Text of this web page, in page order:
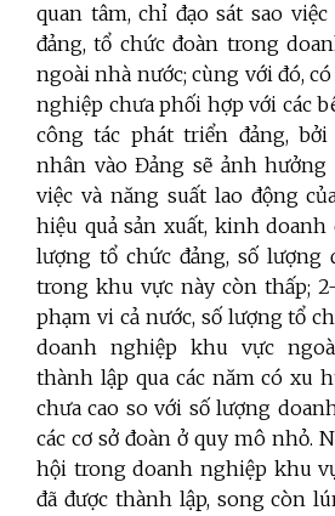
quan tâm, chỉ đạo sát sao
đảng, tổ chức đoàn trong
ngoài nhà nước; cùng với đó,
nghiệp chưa phối hợp với các
công tác phát triển đảng,
nhân vào Đảng sẽ ảnh
việc và năng suất lao động
hiệu quả sản xuất, kinh doanh
lượng tổ chức đảng, số lượng
trong khu vực này còn thấp;
phạm vi cả nước, số lượng tổ
doanh nghiệp khu vực
thành lập qua các năm có xu
chưa cao so với số lượng
các cơ sở đoàn ở quy mô nhỏ.
hội trong doanh nghiệp khu
đã được thành lập, song còn